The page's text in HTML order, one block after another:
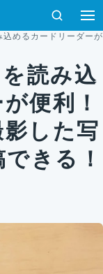
検索
めるカードリーダー
読み込
便利！
した写
きる！